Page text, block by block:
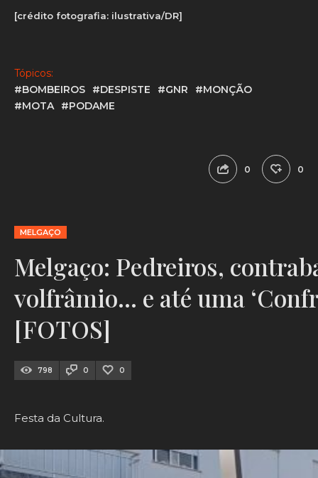
[crédito fotografia: ilustrativa/DR]
Tópicos:
#BOMBEIROS
#DESPISTE #GNR
#MONÇÃO
#MOTA
#PODAME
0 0
MELGAÇO
Melgaço: Pedreiros,
volfrâmio… e até uma
[FOTOS]
798 0 0
Festa da Cultura.